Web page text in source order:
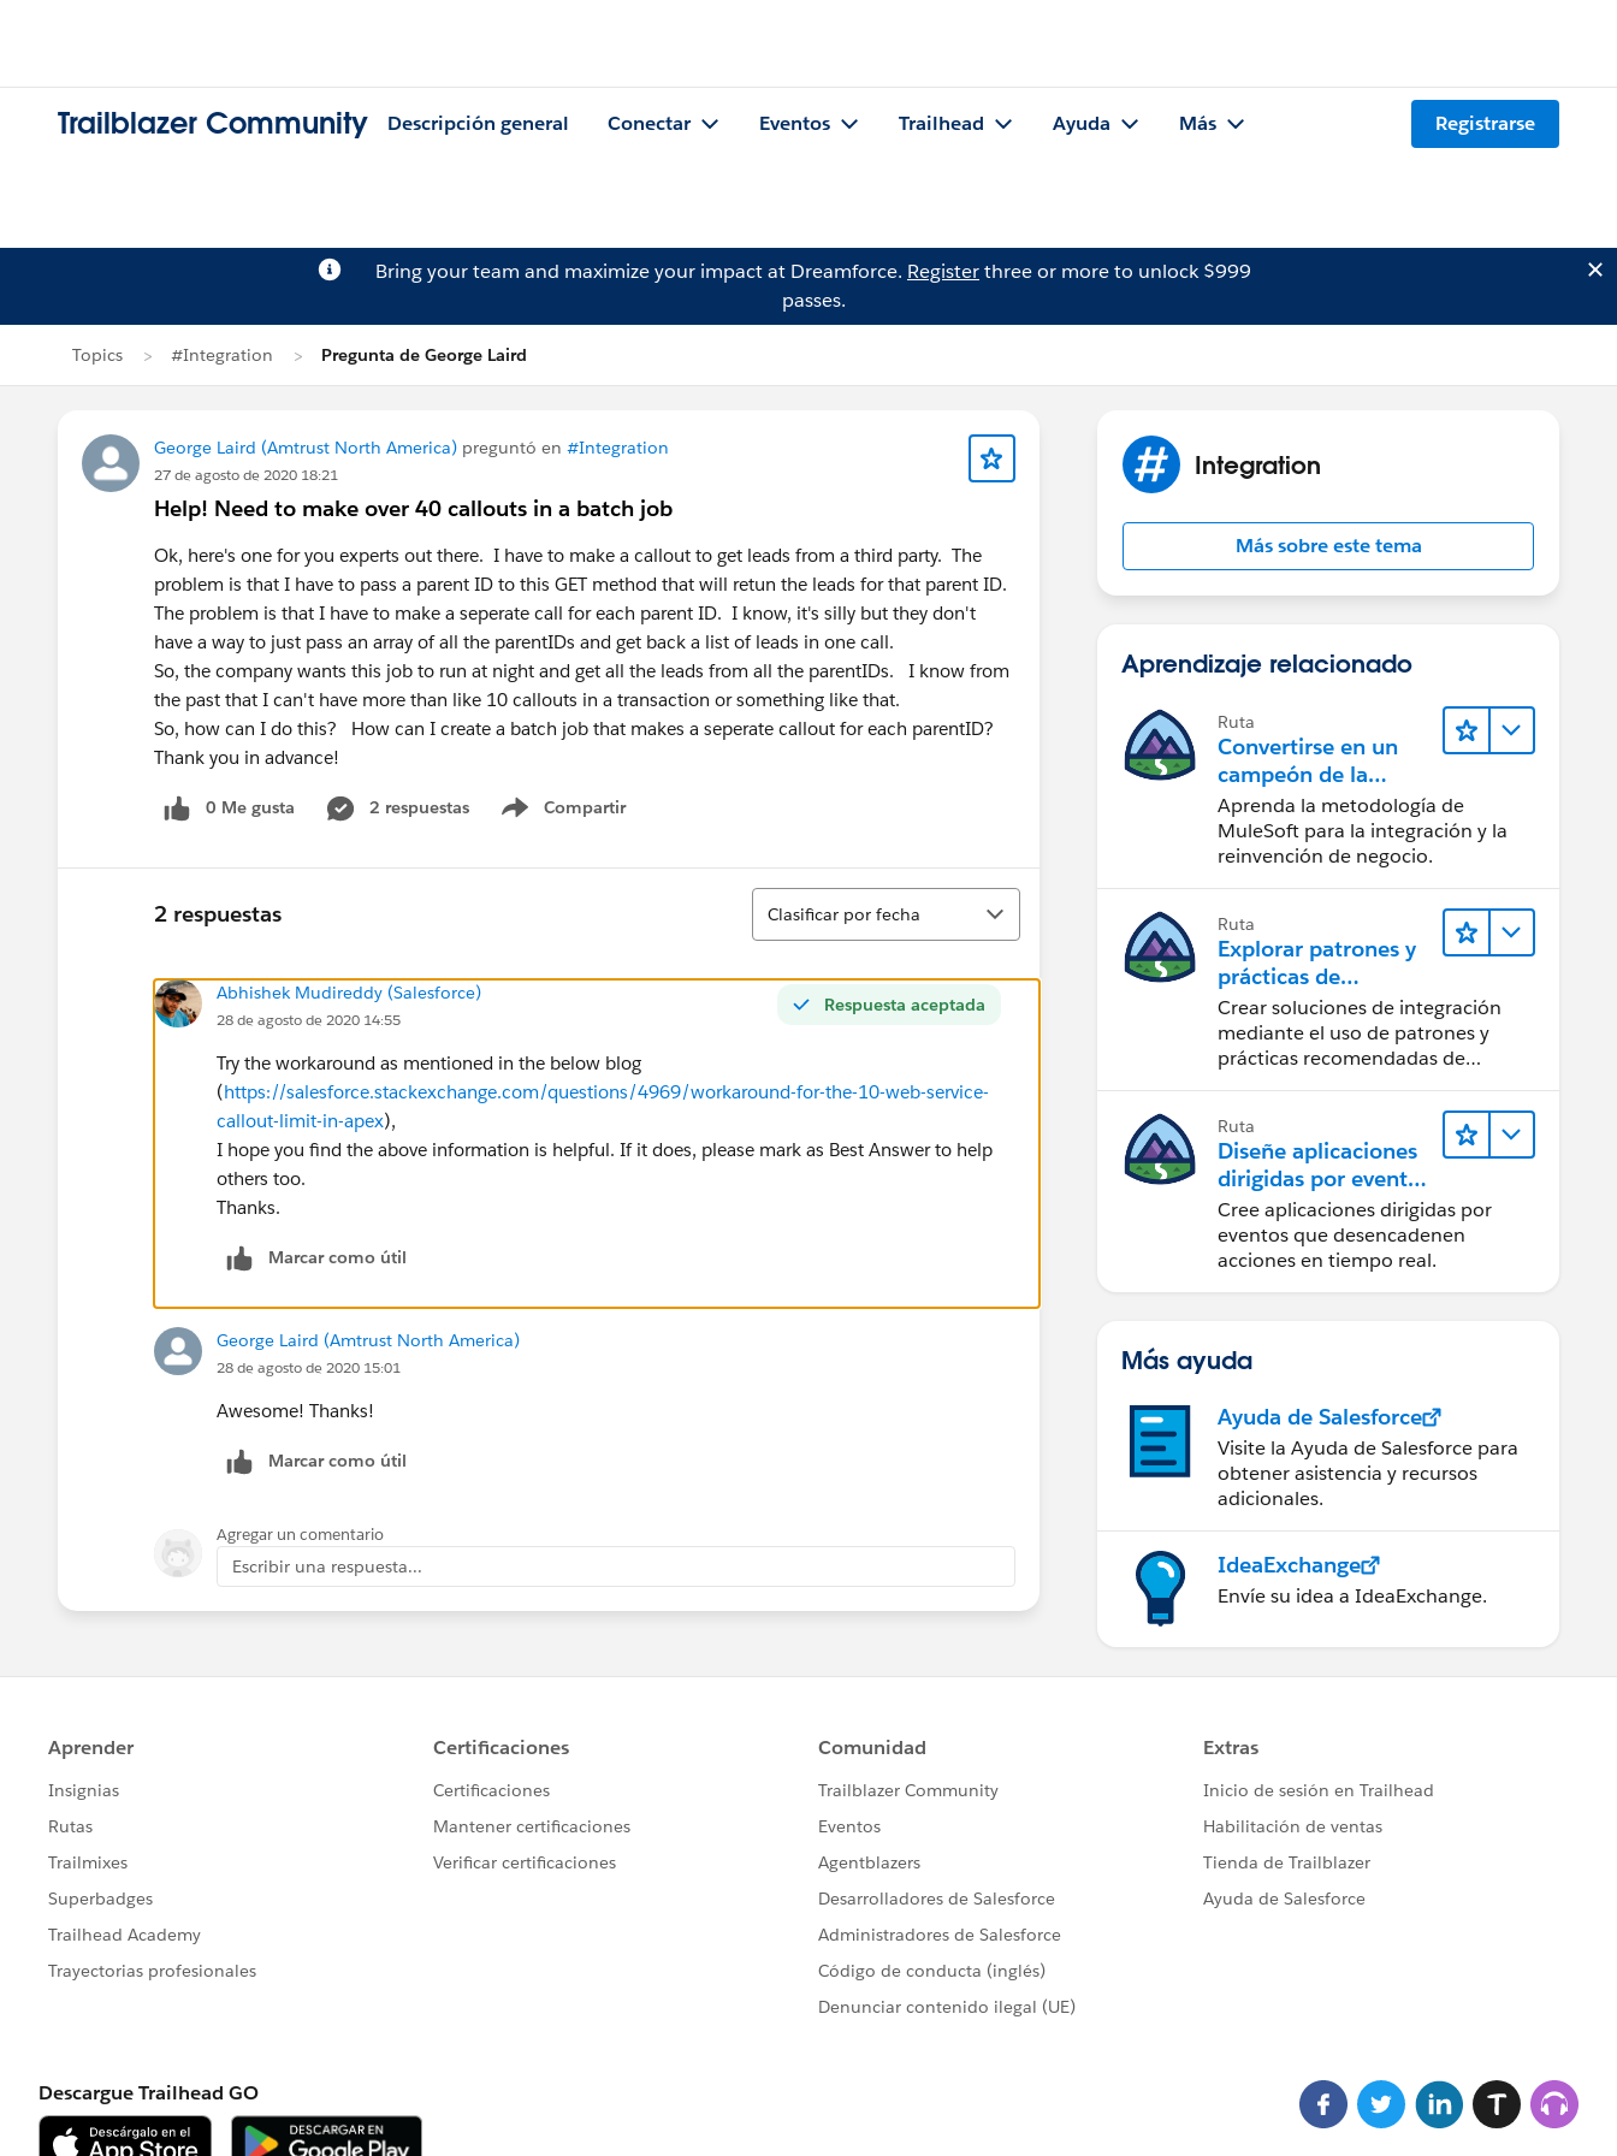
Trailblazer Community Descripción general Conectar Eventos Trailhead Ayuda Más Registrarse
Bring your team and maximize your impact at Dreamforce. Registerthree or more to unlock $999
passes.
Topics #Integration Pregunta de George Laird
George Laird (Amtrust North America) preguntó en #Integration
27 de agosto de 2020 18:21
Help! Need to make over 40 callouts in a batch job
Ok, here's one for you experts out there. I have to make a callout to get leads from a third party. The
problem is that I have to pass a parent ID to this GET method that will retun the leads for that parent ID.
The problem is that I have to make a seperate call for each parent ID. I know, it's silly but they don't
have a way to just pass an array of all the parentIDs and get back a list of leads in one call.
So, the company wants this job to run at night and get all the leads from all the parentIDs. I know from
the past that I can't have more than like 10 callouts in a transaction or something like that.
So, how can I do this? How can I create a batch job that makes a seperate callout for each parentID?
Thank you in advance!
0 Me gusta 2 respuestas Compartir
Show menu
2 respuestas
Ordenar
Clasificar por fecha
Respuesta aceptada
Abhishek Mudireddy (Salesforce)
28 de agosto de 2020 14:55
Try the workaround as mentioned in the below blog
(https://salesforce.stackexchange.com/questions/4969/workaround-for-the-10-web-service-
callout-limit-in-apex),
I hope you find the above information is helpful. If it does, please mark as Best Answer to help
others too.
Thanks.
Marcar como útil
George Laird (Amtrust North America)
28 de agosto de 2020 15:01
Awesome! Thanks!
Marcar como útil
Agregar un comentario
Escribir una respuesta...
Integration
Más sobre este tema
Aprendizaje relacionado
Ruta
Convertirse en un
campeón de la
integración
Aprenda la metodología de
MuleSoft para la integración y la
reinvención de negocio.
Ruta
Explorar patrones y
prácticas de
integración
Crear soluciones de integración
mediante el uso de patrones y
prácticas recomendadas de
Ruta
Diseñe aplicaciones
dirigidas por eventos
para la integración
en tiempo real
Cree aplicaciones dirigidas por
eventos que desencadenen
acciones en tiempo real.
Más ayuda
Ayuda de Salesforce
Visite la Ayuda de Salesforce para
obtener asistencia y recursos
adicionales.
IdeaExchange
Envíe su idea a IdeaExchange.